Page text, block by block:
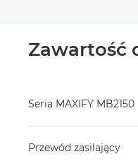
Zawartość
Seria MAXIFY MB2150
Przewód zasilający